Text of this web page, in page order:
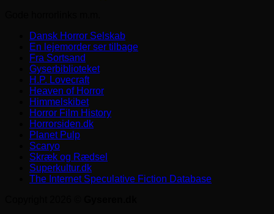
Dansk Horror Selskab
En lejemorder ser tilbage
Fra Sortsand
Gyserbiblioteket
H.P. Lovecraft
Heaven of Horror
Himmelskibet
Horror Film History
Horrorsiden.dk
Planet Pulp
Scaryo
Skræk og Rædsel
Superkultur.dk
The Internet Speculative Fiction Database